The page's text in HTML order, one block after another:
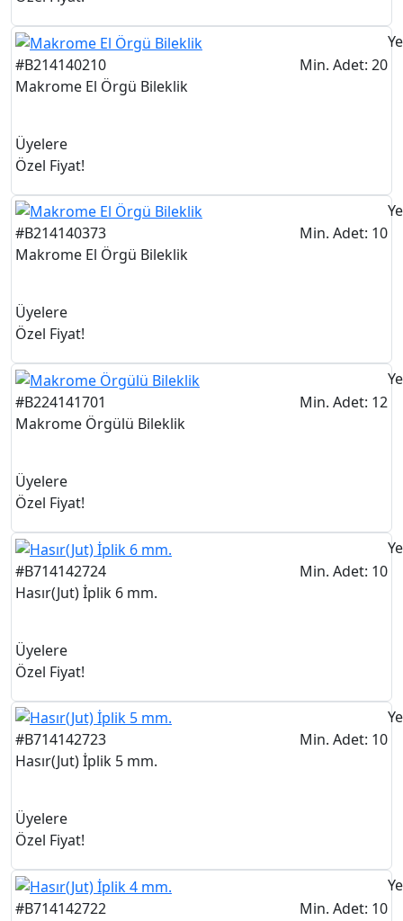
#B214140210
Min. Adet: 20
Makrome El Örgü Bileklik
Üyelere
Özel Fiyat!
#B214140373
Min. Adet: 10
Makrome El Örgü Bileklik
Üyelere
Özel Fiyat!
#B224141701
Min. Adet: 12
Makrome Örgülü Bileklik
Üyelere
Özel Fiyat!
#B714142724
Min. Adet: 10
Hasır(Jut) İplik 6 mm.
Üyelere
Özel Fiyat!
#B714142723
Min. Adet: 10
Hasır(Jut) İplik 5 mm.
Üyelere
Özel Fiyat!
#B714142722
Min. Adet: 10